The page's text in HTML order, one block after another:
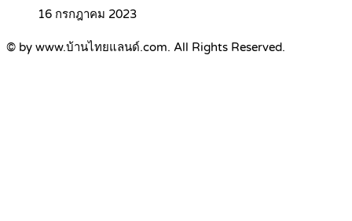
16 กรกฎาคม 2023
© by www.บ้านไทยแลนด์.com. All Rights Reserved.